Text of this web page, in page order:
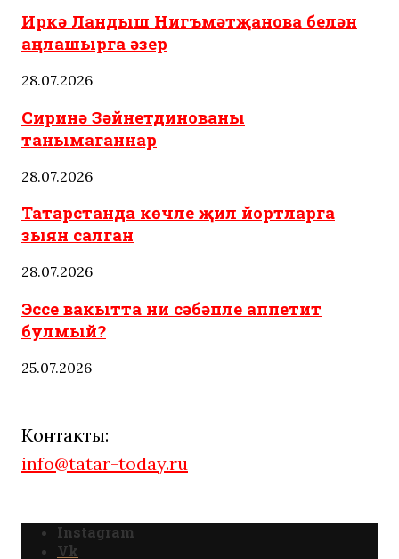
Иркә Ландыш Нигъмәтҗанова белән
аңлашырга әзер
28.07.2026
Сиринә Зәйнетдинованы
танымаганнар
28.07.2026
Татарстанда көчле җил йортларга
зыян салган
28.07.2026
Эссе вакытта ни сәбәпле аппетит
булмый?
25.07.2026
Контакты:
info@tatar-today.ru
Instagram
Vk